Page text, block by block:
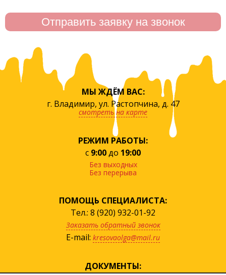
МЫ ЖДЁМ ВАС:
г. Владимир, ул. Растопчина, д. 47
смотреть на карте
РЕЖИМ РАБОТЫ:
с 9:00до 19:00
Без выходных
Без перерыва
ПОМОЩЬ СПЕЦИАЛИСТА:
Тел.: 8 (920) 932-01-92
Заказать обратный звонок
E-mail: kresovaolga@mail.ru
ДОКУМЕНТЫ: